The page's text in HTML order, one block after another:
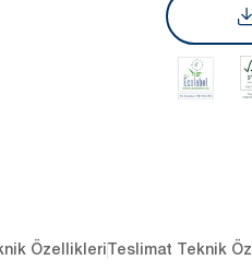
ÖzellikleriTeslimat Teknik